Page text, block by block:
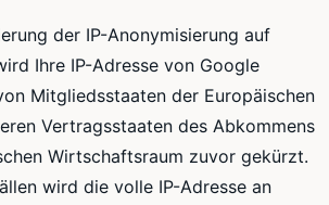
der IP-Anonymisierung auf
Ihre IP-Adresse von Google
Mitgliedsstaaten der Europäischen
Vertragsstaaten des Abkommens
Wirtschaftsraum zuvor gekürzt.
wird die volle IP-Adresse an